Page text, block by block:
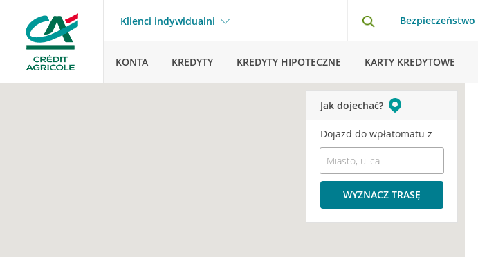
Klienci indywidualni Bezpieczeństwo
KONTA KREDYTY KREDYTY HIPOTECZNE KARTY KREDYTOWE
Jak dojechać?
Dojazd do wpłatomatu z:
WYZNACZ TRASĘ